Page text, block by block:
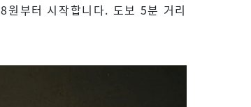
부터 시작합니다. 도보 5분 거리